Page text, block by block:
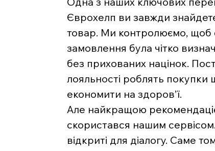
Єврохелп ви завжди
товар. Ми контролюємо, щоб
замовлення була чітко
без прихованих націнок.
лояльності роблять
економити на здоров’ї.
Але найкращою
скористався нашим сервісом.
відкриті для діалогу. Саме